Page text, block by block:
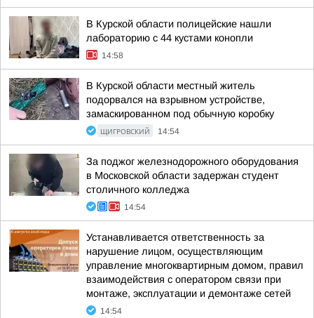
В Курской области полицейские нашли
лабораторию с 44 кустами конопли
14:58
В Курской области местный житель
подорвался на взрывном устройстве,
замаскированном под обычную коробку
ЩИГРОВСКИЙ 14:54
За поджог железнодорожного оборудования
в Московской области задержан студент
столичного колледжа
14:54
Устанавливается ответственность за
нарушение лицом, осуществляющим
управление многоквартирным домом, правил
взаимодействия с оператором связи при
монтаже, эксплуатации и демонтаже сетей
14:54